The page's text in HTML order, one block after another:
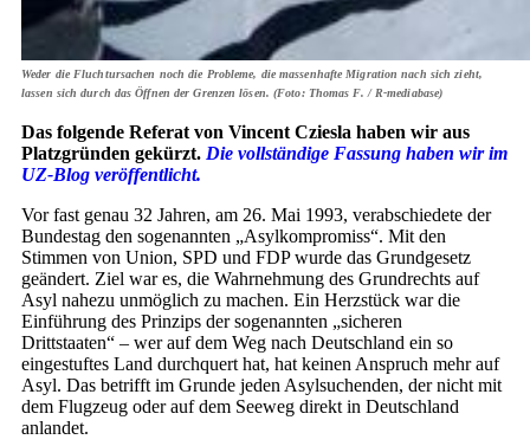
Weder die Fluchtursachen noch die Probleme, die massenhafte Migration nach sich zieht,
lassen sich durch das Öffnen der Grenzen lösen. (Foto: Thomas F. / R-mediabase)
Das folgende Referat von Vincent Cziesla haben wir aus
Platzgründen gekürzt. Die vollständige Fassung haben wir im
UZ-Blog veröffentlicht.
Vor fast genau 32 Jahren, am 26. Mai 1993, verabschiedete der
Bundestag den sogenannten „Asylkompromiss“. Mit den
Stimmen von Union, SPD und FDP wurde das Grundgesetz
geändert. Ziel war es, die Wahrnehmung des Grundrechts auf
Asyl nahezu unmöglich zu machen. Ein Herzstück war die
Einführung des Prinzips der sogenannten „sicheren
Drittstaaten“ – wer auf dem Weg nach Deutschland ein so
eingestuftes Land durchquert hat, hat keinen Anspruch mehr auf
Asyl. Das betrifft im Grunde jeden Asylsuchenden, der nicht mit
dem Flugzeug oder auf dem Seeweg direkt in Deutschland
anlandet.